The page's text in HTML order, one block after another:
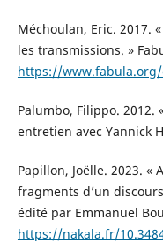
Méchoulan, Eric. 2017.
les transmissions. »
https://
Palumbo, Filippo. 2012.
entretien avec Yannick
Papillon, Joëlle. 2023. «
fragments d’un
édité par Emmanuel
https://nakala.fr/